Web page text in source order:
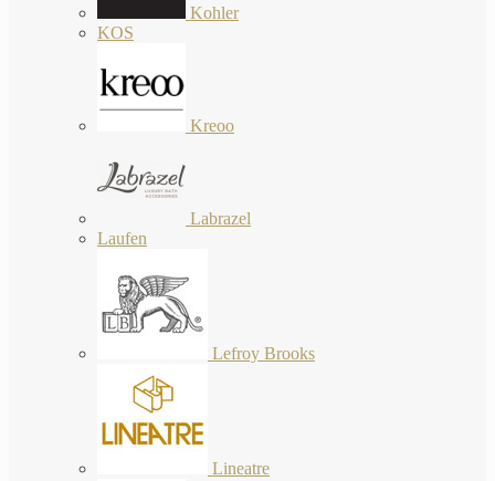
Kohler
KOS
Kreoo
Labrazel
Laufen
Lefroy Brooks
Lineatre